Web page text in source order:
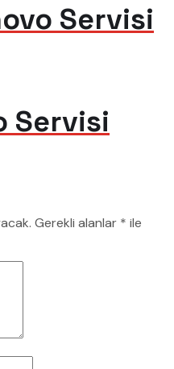
Servisi
Servisi
Gerekli alanlar * ile